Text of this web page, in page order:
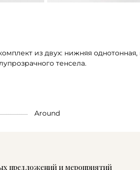
из двух: нижняя
тенсела.
Around
предложений и мероприятий